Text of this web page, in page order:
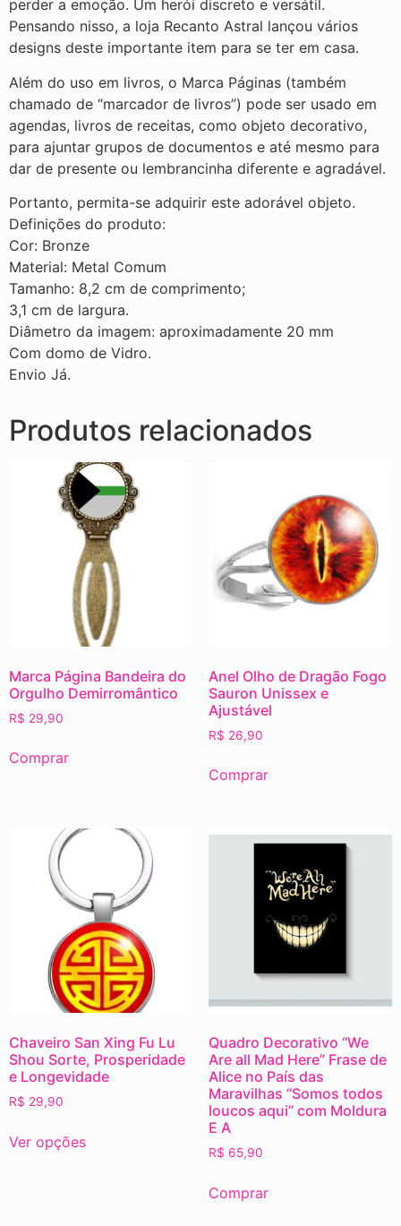
perder a emoção. Um herói discreto e versátil.
Pensando nisso, a loja Recanto Astral lançou vários
designs deste importante item para se ter em casa.
Além do uso em livros, o Marca Páginas (também
chamado de “marcador de livros”) pode ser usado em
agendas, livros de receitas, como objeto decorativo,
para ajuntar grupos de documentos e até mesmo para
dar de presente ou lembrancinha diferente e agradável.
Portanto, permita-se adquirir este adorável objeto.
Definições do produto:
Cor: Bronze
Material: Metal Comum
Tamanho: 8,2 cm de comprimento;
3,1 cm de largura.
Diâmetro da imagem: aproximadamente 20 mm
Com domo de Vidro.
Envio Já.
Produtos relacionados
Marca Página Bandeira do
Orgulho Demirromântico
R$ 29,90
Comprar
Anel Olho de Dragão Fogo
Sauron Unissex e
Ajustável
R$ 26,90
Comprar
Chaveiro San Xing Fu Lu
Shou Sorte, Prosperidade
e Longevidade
R$ 29,90
Ver opções
Quadro Decorativo “We
Are all Mad Here” Frase de
Alice no País das
Maravilhas “Somos todos
loucos aqui” com Moldura
E A
R$ 65,90
Comprar